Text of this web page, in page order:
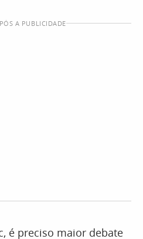
A PUBLICIDADE
é preciso maior debate